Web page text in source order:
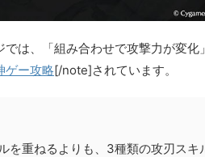
では、「組み合わせで攻撃力が変化
ゲー攻略[/note]されています。
を重ねるよりも、3種類の攻刃ス